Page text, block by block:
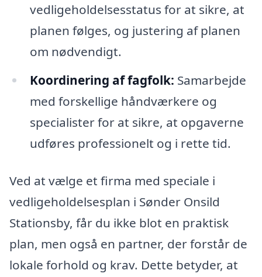
vedligeholdelsesstatus for at sikre, at
planen følges, og justering af planen
om nødvendigt.
Koordinering af fagfolk: Samarbejde
med forskellige håndværkere og
specialister for at sikre, at opgaverne
udføres professionelt og i rette tid.
Ved at vælge et firma med speciale i
vedligeholdelsesplan i Sønder Onsild
Stationsby, får du ikke blot en praktisk
plan, men også en partner, der forstår de
lokale forhold og krav. Dette betyder, at